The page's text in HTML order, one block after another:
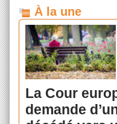
À la une
La Cour
demande